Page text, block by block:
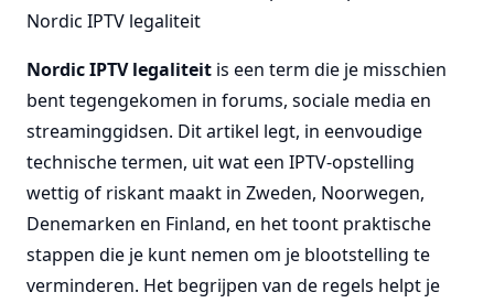
Nordic IPTV legaliteit is een term die je misschien
bent tegengekomen in forums, sociale media en
streaminggidsen. Dit artikel legt, in eenvoudige
technische termen, uit wat een IPTV-opstelling
wettig of riskant maakt in Zweden, Noorwegen,
Denemarken en Finland, en het toont praktische
stappen die je kunt nemen om je blootstelling te
verminderen. Het begrijpen van de regels helpt je